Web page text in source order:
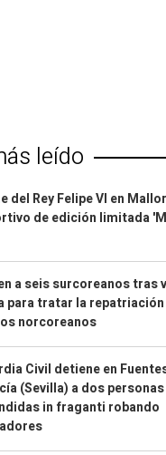
leído
del Rey Felipe VI en
de edición limitada
a seis surcoreanos tras
para tratar la
norcoreanos
Civil detiene en
(Sevilla) a dos personas
in fraganti robando